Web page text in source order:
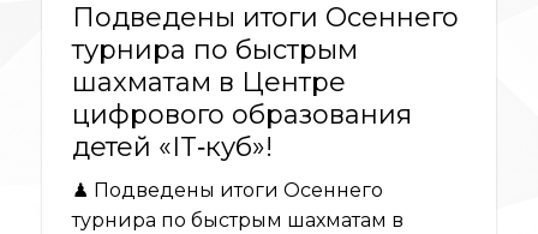
Подведены итоги Осеннего
турнира по быстрым
шахматам в Центре
цифрового образования
детей «IT‑куб»!
♟ Подведены итоги Осеннего
турнира по быстрым шахматам в